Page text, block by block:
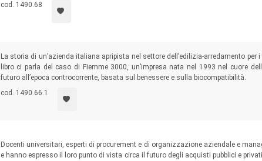
cod. 1490.68
La storia di un’azienda italiana apripista nel settore dell’edilizia-arredamento per i
libro ci parla del caso di Fiemme 3000, un’impresa nata nel 1993 nel cuore
futuro all’epoca controcorrente, basata sul benessere e sulla biocompatibilità.
cod. 1490.66.1
Docenti universitari, esperti di procurement e di organizzazione aziendale e
e hanno espresso il loro punto di vista circa il futuro degli acquisti pubblici e